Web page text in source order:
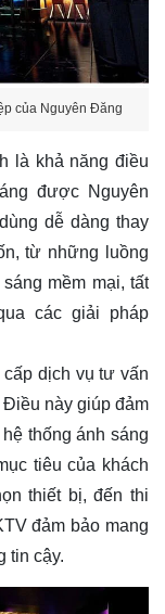
được Nguyên
dễ dàng thay
từ những luồng
mềm mại, tất
dịch vụ tư vấn
này giúp đảm
thống ánh sáng
tiêu của khách
thiết bị, đến thi
đảm bảo mang
tin cậy.